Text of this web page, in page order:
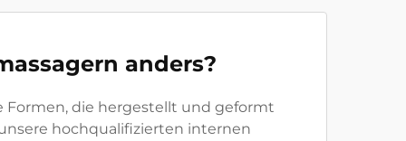
anders?
Formen, die hergestellt und geformt
hochqualifizierten internen